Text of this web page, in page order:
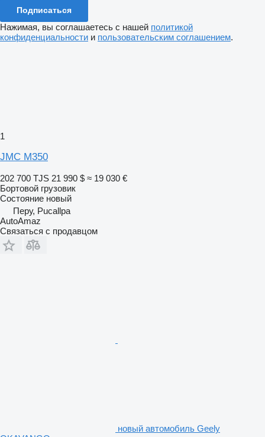
Подписаться
Нажимая, вы соглашаетесь с нашей политикой
конфиденциальности и пользовательским соглашением.
1
JMC M350
202 700 TJS 21 990 $ ≈ 19 030 €
Бортовой грузовик
Состояние новый
Перу, Pucallpa
AutoAmaz
Связаться с продавцом
новый автомобиль Geely